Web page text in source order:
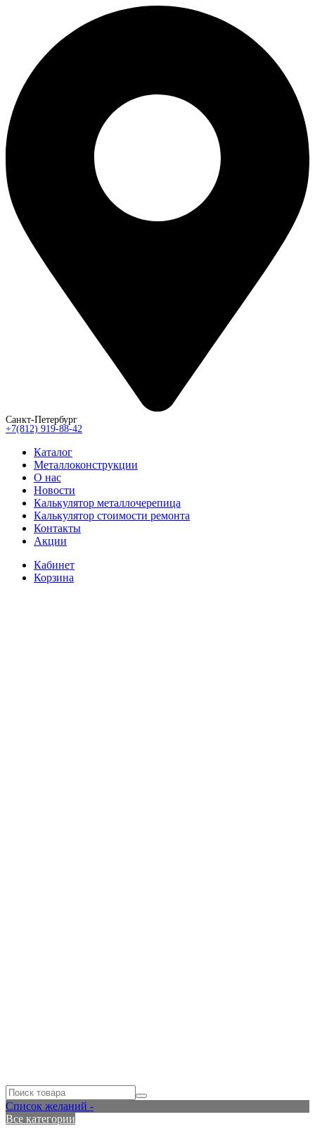
Санкт-Петербург
+7(812) 919-88-42
Каталог
Металлоконструкции
О нас
Новости
Калькулятор металлочерепица
Калькулятор стоимости ремонта
Контакты
Акции
Кабинет
Корзина
Список желаний -
Все категории